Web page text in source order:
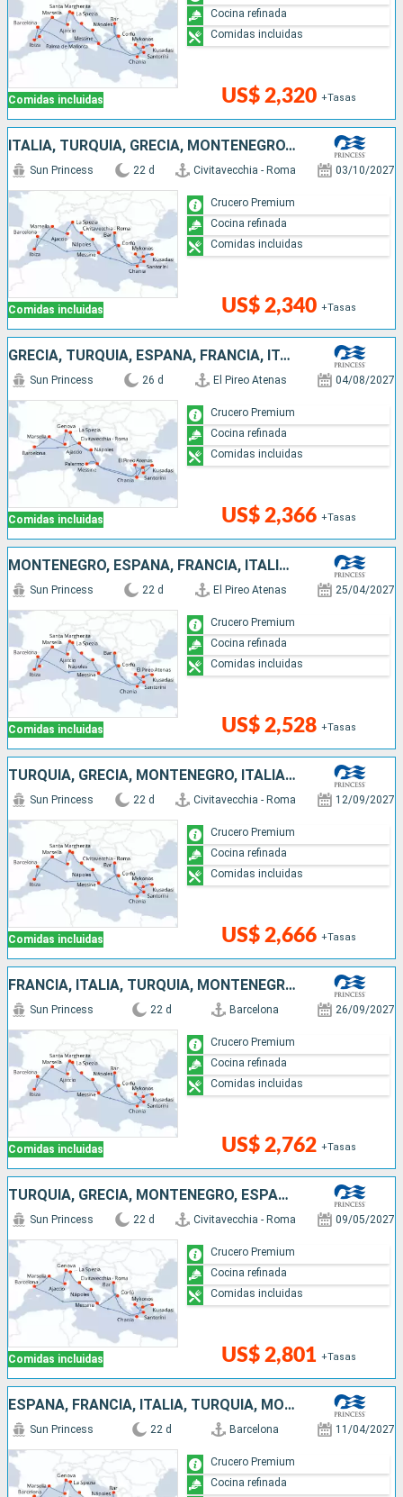
Comidas incluidas US$ 2,320 +Tasas
Cocina refinada
Comidas incluidas
ITALIA, TURQUÍA, GRECIA, MONTENEGRO, ESPAÑA, FRANCIA
Comidas incluidas
Sun Princess 22 d Civitavecchia - Roma 03/10/2027
US$ 2,340 +Tasas
Crucero Premium
Cocina refinada
Comidas incluidas
GRECIA, TURQUÍA, ESPAÑA, FRANCIA, ITALIA
Comidas incluidas
Sun Princess 26 d El Pireo Atenas 04/08/2027
US$ 2,366 +Tasas
Crucero Premium
Cocina refinada
Comidas incluidas
MONTENEGRO, ESPAÑA, FRANCIA, ITALIA, GRECIA, TURQUÍA
Comidas incluidas
Sun Princess 22 d El Pireo Atenas 25/04/2027
US$ 2,528 +Tasas
Crucero Premium
Cocina refinada
Comidas incluidas
TURQUÍA, GRECIA, MONTENEGRO, ITALIA, ESPAÑA, FRANCIA
Comidas incluidas
Sun Princess 22 d Civitavecchia - Roma 12/09/2027
US$ 2,666 +Tasas
Crucero Premium
Cocina refinada
Comidas incluidas
FRANCIA, ITALIA, TURQUÍA, MONTENEGRO, GRECIA, ESPAÑA
Comidas incluidas
Sun Princess 22 d Barcelona 26/09/2027
US$ 2,762 +Tasas
Crucero Premium
Cocina refinada
Comidas incluidas
TURQUÍA, GRECIA, MONTENEGRO, ESPAÑA, FRANCIA, ITALIA
Comidas incluidas
Sun Princess 22 d Civitavecchia - Roma 09/05/2027
US$ 2,801 +Tasas
Crucero Premium
Cocina refinada
Comidas incluidas
ESPAÑA, FRANCIA, ITALIA, TURQUÍA, MONTENEGRO, GRECIA
Sun Princess 22 d Barcelona 11/04/2027
Crucero Premium
Cocina refinada